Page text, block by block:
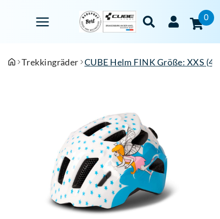
0
Trekkingräder CUBE Helm FINK Größe: XXS